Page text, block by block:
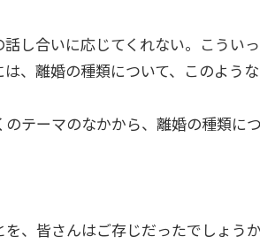
し合いに応じてくれない。こうい
、離婚の種類について、このよう
テーマのなかから、離婚の種類に
、皆さんはご存じだったでしょうか